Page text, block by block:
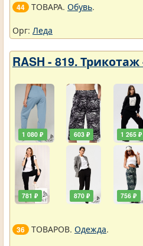
44 ТОВАРА. Обувь.
Орг: Леда
RASH - 819.
1 080 ₽
781 ₽
603 ₽
870 ₽
1 265 ₽
756 ₽
36 ТОВАРОВ. Одежда.